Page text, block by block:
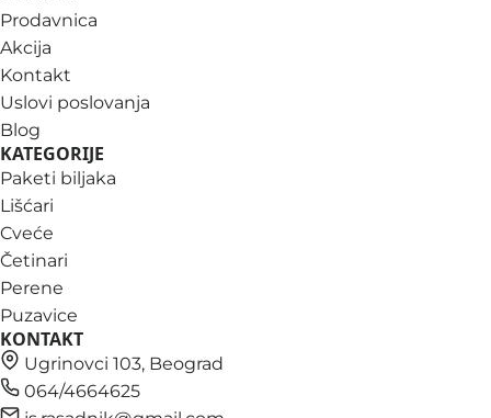
Prodavnica
Akcija
Kontakt
Uslovi poslovanja
Blog
KATEGORIJE
Paketi biljaka
Lišćari
Cveće
Četinari
Perene
Puzavice
KONTAKT
Ugrinovci 103, Beograd
064/4664625